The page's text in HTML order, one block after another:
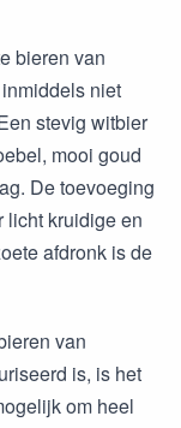
bieren van
niet
stevig witbier
mooi goud
De toevoeging
licht kruidige en
afdronk is de
van
is, is het
om heel